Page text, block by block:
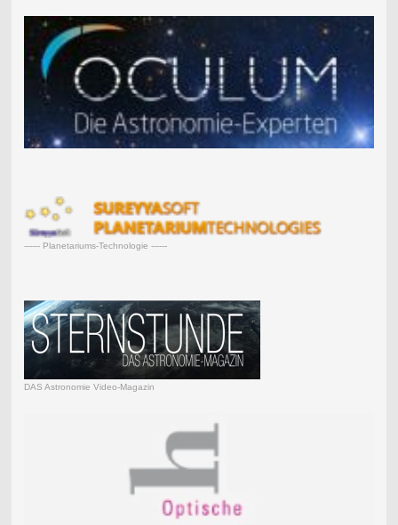
------ Planetariums-Technologie ------
DAS Astronomie Video-Magazin